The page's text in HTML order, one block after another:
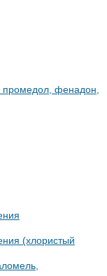
фенадон,
(хлористый